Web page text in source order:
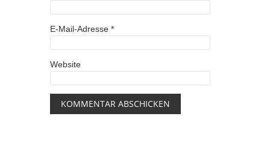
E-Mail-Adresse *
Website